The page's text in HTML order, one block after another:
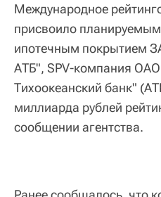
Международное
присвоило
ипотечным покрытием
АТБ", SPV-компания
Тихоокеанский банк"
миллиарда рублей
сообщении агентства.